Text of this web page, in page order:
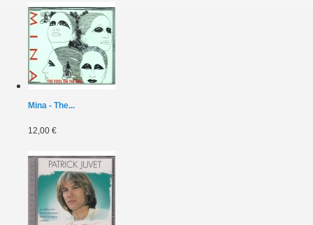
Mina - The...
12,00 €